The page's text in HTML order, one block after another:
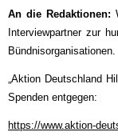
An die Redaktionen:
Interviewpartner zur
Bündnisorganisationen.
„Aktion Deutschland
Spenden entgegen:
https://www.aktion-